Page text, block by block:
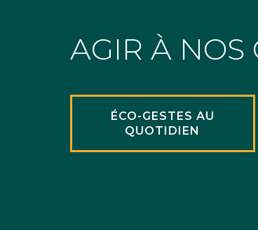
AGIR À NOS
ÉCO-GESTES AU
QUOTIDIEN